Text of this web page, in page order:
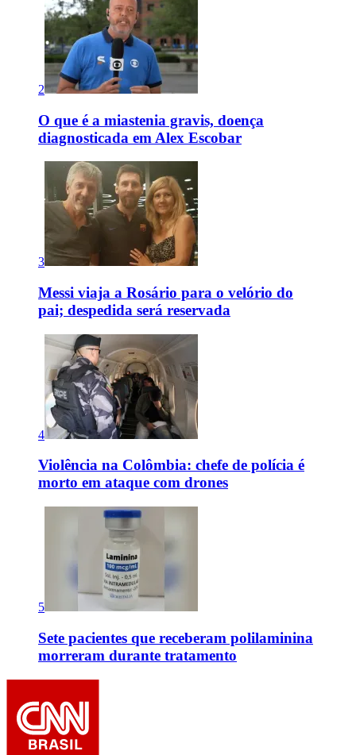
2
O que é a miastenia gravis, doença
diagnosticada em Alex Escobar
3
Messi viaja a Rosário para o velório do
pai; despedida será reservada
4
Violência na Colômbia: chefe de polícia é
morto em ataque com drones
5
Sete pacientes que receberam polilaminina
morreram durante tratamento